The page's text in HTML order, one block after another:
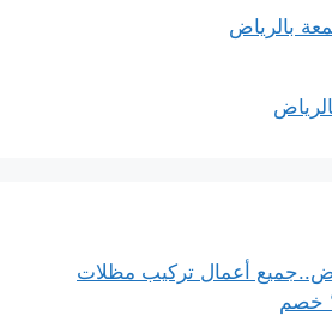
بالرياض
أعمال تركيب مظلات